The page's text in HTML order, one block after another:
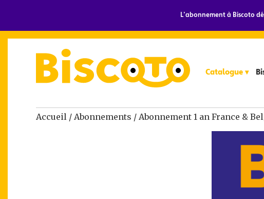
L'abonnement à Biscoto
Catalogue ▾
Accueil / Abonnements / Abonnement 1 an France &